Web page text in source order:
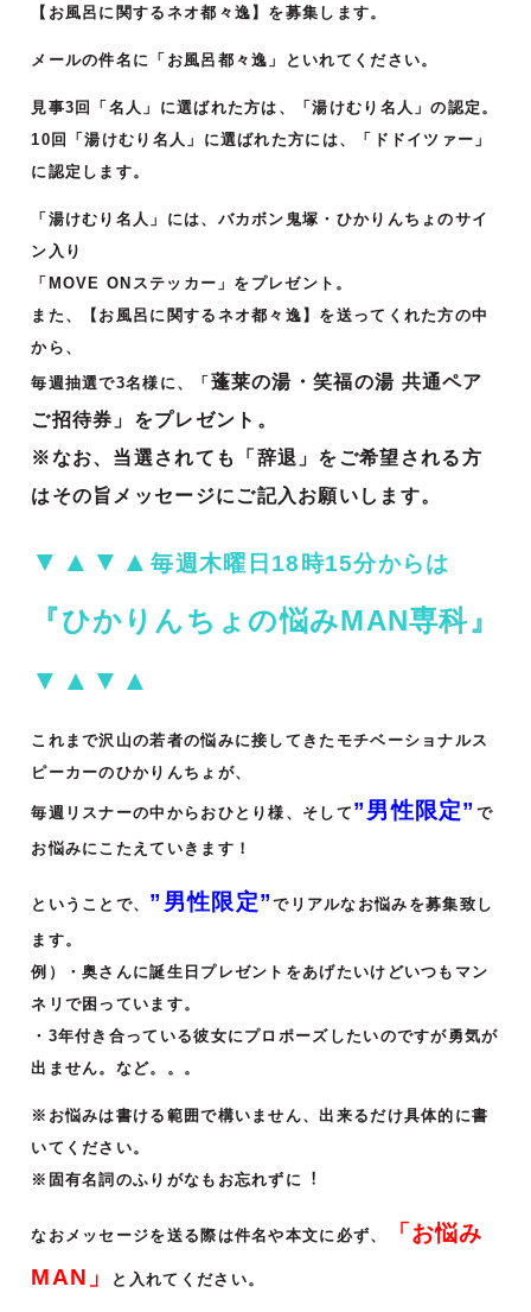
【お風呂に関するネオ都々逸】を募集します。
メールの件名に「お風呂都々逸」といれてください。
見事3回「名人」に選ばれた方は、「湯けむり名人」の認定。
10回「湯けむり名人」に選ばれた方には、「ドドイツァー」
に認定します。
「湯けむり名人」には、バカボン鬼塚・ひかりんちょのサイ
ン入り
「MOVE ONステッカー」をプレゼント。
また、【お風呂に関するネオ都々逸】を送ってくれた方の中
から、
毎週抽選で3名様に、「 蓬莱の湯・笑福の湯 共通ペア
ご招待券」をプレゼント。
※なお、当選されても「辞退」をご希望される方
はその旨メッセージにご記入お願いします。
▼▲▼▲毎週木曜日18時15分からは
『ひかりんちょの悩みMAN専科』
▼▲▼▲
これまで沢山の若者の悩みに接してきたモチベーショナルス
ピーカーのひかりんちょが、
毎週リスナーの中からおひとり様、そして ”男性限定” で
お悩みにこたえていきます！
ということで、 ”男性限定”でリアルなお悩みを募集致し
ます。
例）・奥さんに誕⽣⽇プレゼントをあげたいけどいつもマン
ネリで困っています。
・3年付き合っている彼⼥にプロポーズしたいのですが勇気が
出ません。など。。。
※お悩みは書ける範囲で構いません、出来るだけ具体的に書
いてください。
※固有名詞のふりがなもお忘れずに︕
なおメッセージを送る際は件名や本文に必ず、
「お悩み
MAN」
と入れてください。